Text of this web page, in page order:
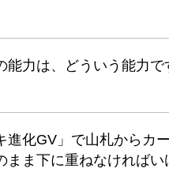
能力は、どういう能力で
進化GV」で山札からカ
まま下に重ねなければい